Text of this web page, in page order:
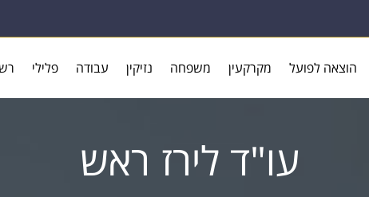
הוצאה לפועל מקרקעין משפחה נזיקין עבודה פלילי
עו"ד לירז ראש